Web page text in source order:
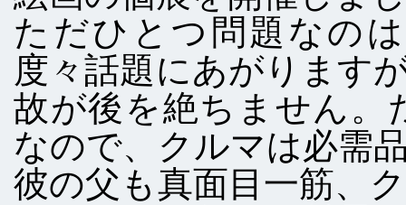
ただひとつ問題なの
度々話題にあがります
故が後を絶ちません。
なので、クルマは必需
彼の父も真面目一筋、